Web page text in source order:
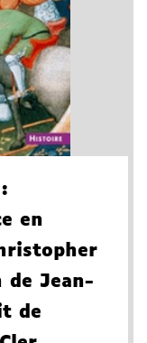
:
en
de Jean-
de